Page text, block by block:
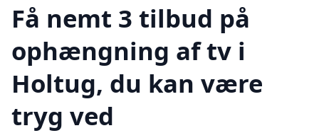
Få nemt 3 tilbud på
ophængning af tv i
Holtug, du kan være
tryg ved